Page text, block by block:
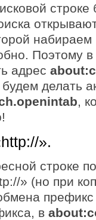
строке
Поэтому в
адрес
делать
,
».
строке
» (но при
в